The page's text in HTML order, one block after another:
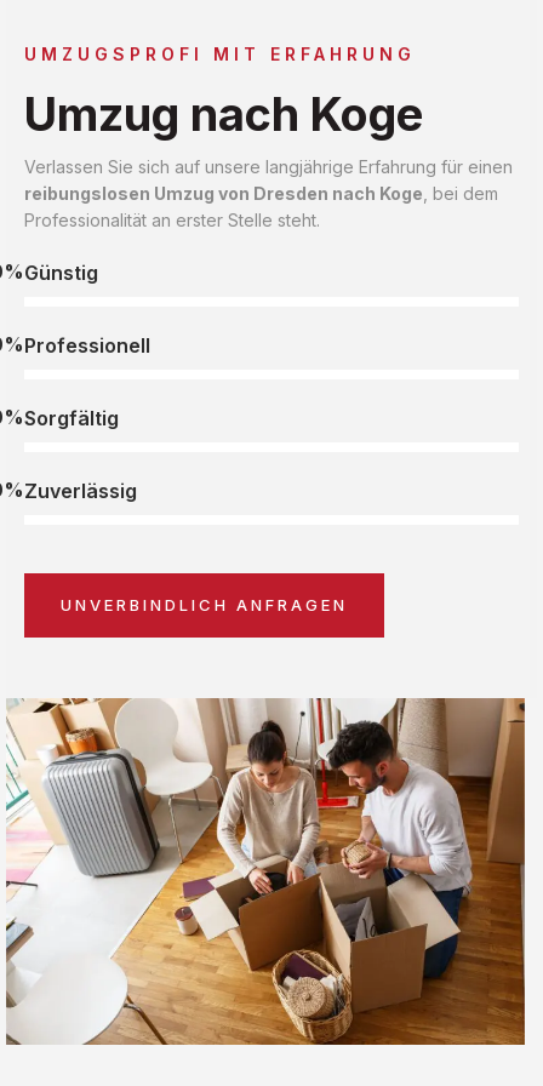
UMZUGSPROFI MIT ERFAHRUNG
Umzug nach Koge
Verlassen Sie sich auf unsere langjährige Erfahrung für einen
reibungslosen Umzug von Dresden nach Koge , bei dem
Professionalität an erster Stelle steht.
Günstig
Professionell
Sorgfältig
Zuverlässig
UNVERBINDLICH ANFRAGEN